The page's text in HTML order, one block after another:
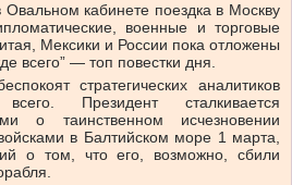
кабинете поездка в Москву
военные и торговые
Мексики и России пока отложены
всего” — топ повестки дня.
стратегических аналитиков
Президент сталкивается
о таинственном исчезновении
в Балтийском море 1 марта,
о том, что его, возможно, сбили